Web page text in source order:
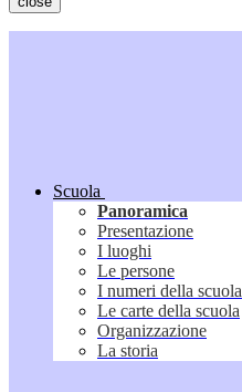
Scuola
Panoramica
Presentazione
I luoghi
Le persone
I numeri della scuola
Le carte della scuola
Organizzazione
La storia